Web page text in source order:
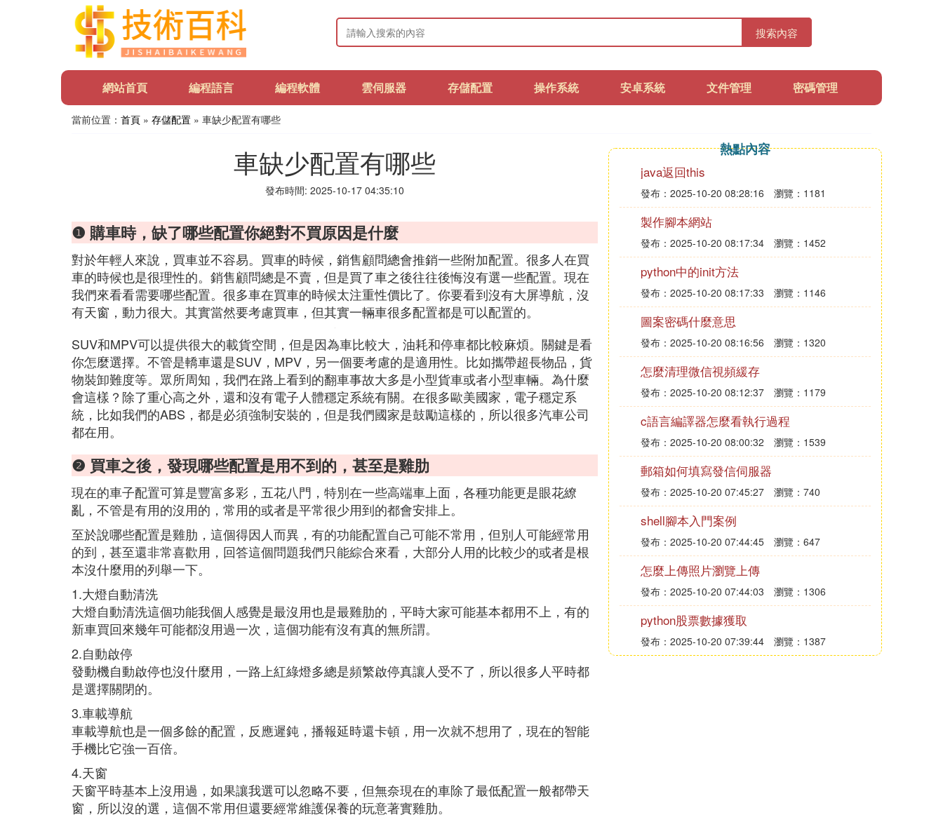
搜索內容
網站首頁 編程語言 編程軟體 雲伺服器 存儲配置 操作系統 安卓系統 文件管理 密碼管理
當前位置： 首頁 » 存儲配置 » 車缺少配置有哪些
車缺少配置有哪些
發布時間: 2025-10-17 04:35:10
❶ 購車時，缺了哪些配置你絕對不買原因是什麼
對於年輕人來說，買車並不容易。買車的時候，銷售顧問總會推銷一些附加配置。很多人在買
車的時候也是很理性的。銷售顧問總是不賣，但是買了車之後往往後悔沒有選一些配置。現在
我們來看看需要哪些配置。很多車在買車的時候太注重性價比了。你要看到沒有大屏導航，沒
有天窗，動力很大。其實當然要考慮買車，但其實一輛車很多配置都是可以配置的。
SUV和MPV可以提供很大的載貨空間，但是因為車比較大，油耗和停車都比較麻煩。關鍵是看
你怎麼選擇。不管是轎車還是SUV，MPV，另一個要考慮的是適用性。比如攜帶超長物品，貨
物裝卸難度等。眾所周知，我們在路上看到的翻車事故大多是小型貨車或者小型車輛。為什麼
會這樣？除了重心高之外，還和沒有電子人體穩定系統有關。在很多歐美國家，電子穩定系
統，比如我們的ABS，都是必須強制安裝的，但是我們國家是鼓勵這樣的，所以很多汽車公司
都在用。
❷ 買車之後，發現哪些配置是用不到的，甚至是雞肋
現在的車子配置可算是豐富多彩，五花八門，特別在一些高端車上面，各種功能更是眼花繚
亂，不管是有用的沒用的，常用的或者是平常很少用到的都會安排上。
至於說哪些配置是雞肋，這個得因人而異，有的功能配置自己可能不常用，但別人可能經常用
的到，甚至還非常喜歡用，回答這個問題我們只能綜合來看，大部分人用的比較少的或者是根
本沒什麼用的列舉一下。
1.大燈自動清洗
大燈自動清洗這個功能我個人感覺是最沒用也是最雞肋的，平時大家可能基本都用不上，有的
新車買回來幾年可能都沒用過一次，這個功能有沒有真的無所謂。
2.自動啟停
發動機自動啟停也沒什麼用，一路上紅綠燈多總是頻繁啟停真讓人受不了，所以很多人平時都
是選擇關閉的。
3.車載導航
車載導航也是一個多餘的配置，反應遲鈍，播報延時還卡頓，用一次就不想用了，現在的智能
手機比它強一百倍。
4.天窗
天窗平時基本上沒用過，如果讓我選可以忽略不要，但無奈現在的車除了最低配置一般都帶天
窗，所以沒的選，這個不常用但還要經常維護保養的玩意著實雞肋。
熱點內容
java返回this
發布：2025-10-20 08:28:16 瀏覽：1181
製作腳本網站
發布：2025-10-20 08:17:34 瀏覽：1452
python中的init方法
發布：2025-10-20 08:17:33 瀏覽：1146
圖案密碼什麼意思
發布：2025-10-20 08:16:56 瀏覽：1320
怎麼清理微信視頻緩存
發布：2025-10-20 08:12:37 瀏覽：1179
c語言編譯器怎麼看執行過程
發布：2025-10-20 08:00:32 瀏覽：1539
郵箱如何填寫發信伺服器
發布：2025-10-20 07:45:27 瀏覽：740
shell腳本入門案例
發布：2025-10-20 07:44:45 瀏覽：647
怎麼上傳照片瀏覽上傳
發布：2025-10-20 07:44:03 瀏覽：1306
python股票數據獲取
發布：2025-10-20 07:39:44 瀏覽：1387